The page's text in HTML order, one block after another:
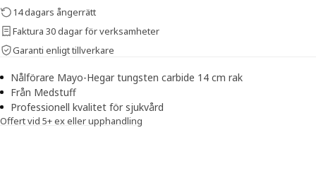
14 dagars ångerrätt
Faktura 30 dagar för verksamheter
Garanti enligt tillverkare
Nålförare Mayo-Hegar tungsten carbide 14 cm rak
Från Medstuff
Professionell kvalitet för sjukvård
Offert vid 5+ ex eller upphandling